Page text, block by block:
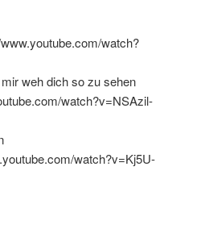
watch?
weh dich so zu sehen
watch?v=NSAzil-
watch?v=Kj5U-